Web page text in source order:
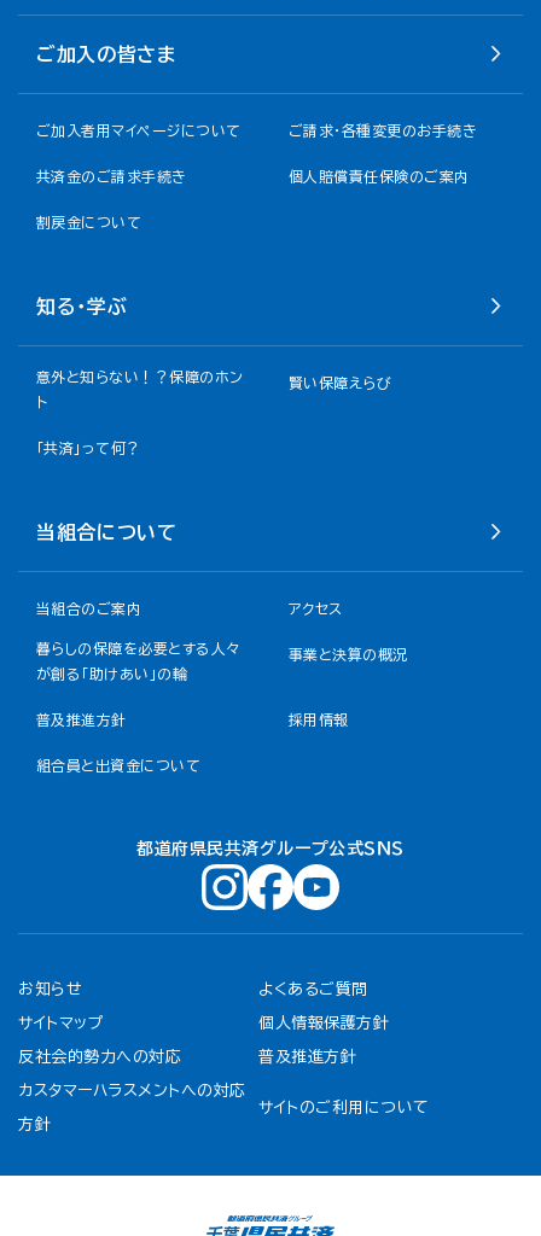
ご加入の皆さま
ご加入者用マイページについて ご請求・各種変更のお手続き
共済金のご請求手続き 個人賠償責任保険のご案内
割戻金について​
知る・学ぶ
意外と知らない！？保障のホン
ト
賢い保障えらび
「共済」って何？
当組合について
当組合のご案内 アクセス
暮らしの保障を必要とする人々
が創る「助けあい」の輪
事業と決算の概況
普及推進方針 採用情報
組合員と出資金について
都道府県民共済グループ公式ＳＮＳ
お知らせ よくあるご質問
サイトマップ 個人情報保護方針
反社会的勢力への対応 普及推進方針
カスタマーハラスメントへの対応
方針
サイトのご利用について